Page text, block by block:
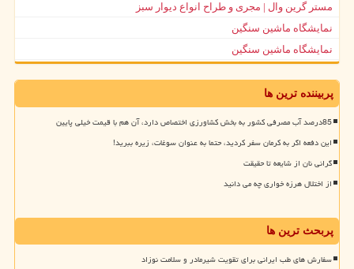
مستر گرین وال | مجری و طراح انواع دیوار سبز
نمایشگاه ماشین سنگین
نمایشگاه ماشین سنگین
پربیننده ترین ها
85درصد آب مصرفی کشور به بخش کشاورزی اختصاص دارد، آن هم با قیمت خیلی پایین
این دفعه اگر به کرمان سفر کردید، حتما به عنوان سوغات، زیره ببرید!
گرانی نان از شایعه تا حقیقت
از اختلال هرزه خواری چه می دانید
پربحث ترین ها
سفارش های طب ایرانی برای تقویت شیرمادر و سلامت نوزاد